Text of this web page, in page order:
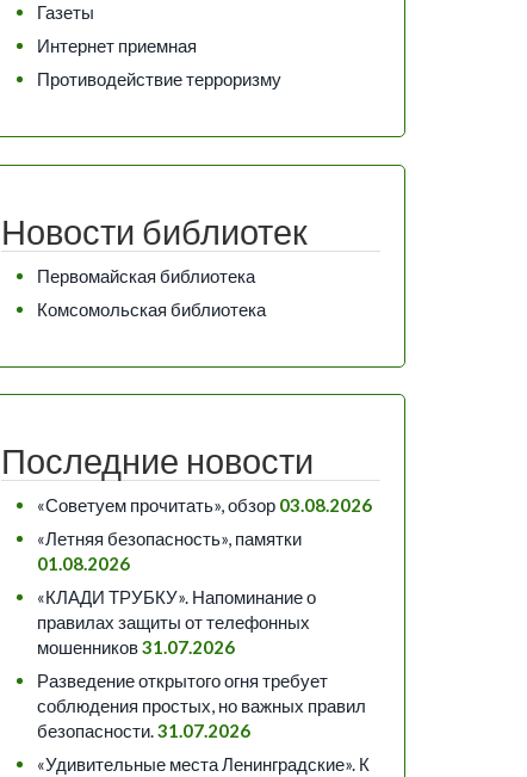
Газеты
Интернет приемная
Противодействие терроризму
Новости библиотек
Первомайская библиотека
Комсомольская библиотека
Последние новости
«Советуем прочитать», обзор 03.08.2026
«Летняя безопасность», памятки
01.08.2026
«КЛАДИ ТРУБКУ». Напоминание о
правилах защиты от телефонных
мошенников31.07.2026
Разведение открытого огня требует
соблюдения простых, но важных правил
безопасности.31.07.2026
«Удивительные места Ленинградские». К